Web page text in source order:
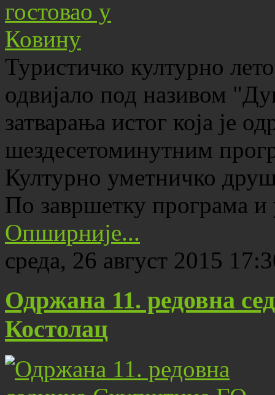
Туристичко културно
одвијало под називом
затварања истог која је
шездесетоминутним
Културно уметничко
По завршетку програма
Опширније...
среда, 26 август 2015
Одржана 11. редовна
Костолац